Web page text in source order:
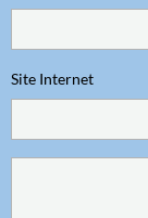
Site Internet